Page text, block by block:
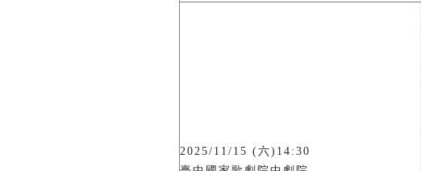
2025/11/15 (六)14:30